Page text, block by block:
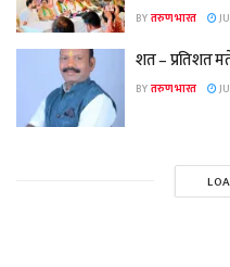
BYतरुण भारत
शत – प्रतिशत
BYतरुण भारत